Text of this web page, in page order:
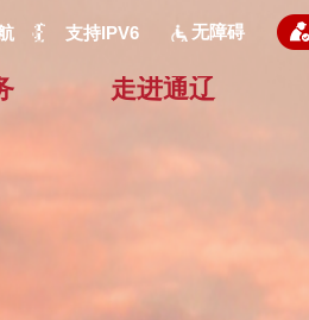
支持IPV6 无障碍
走进通辽